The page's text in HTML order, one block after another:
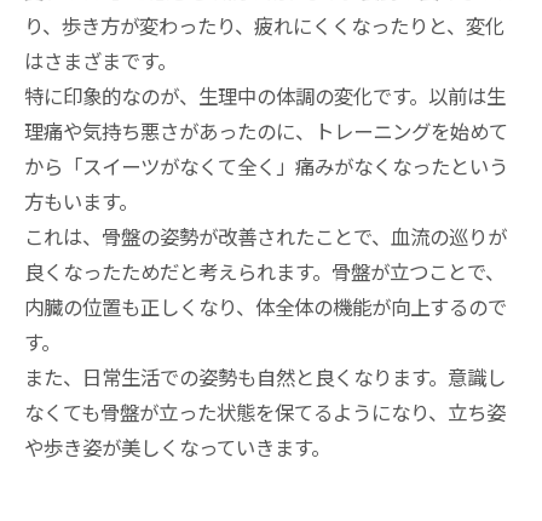
り、歩き方が変わったり、疲れにくくなったりと、変化
はさまざまです。
特に印象的なのが、生理中の体調の変化です。以前は生
理痛や気持ち悪さがあったのに、トレーニングを始めて
から「スイーツがなくて全く」痛みがなくなったという
方もいます。
これは、骨盤の姿勢が改善されたことで、血流の巡りが
良くなったためだと考えられます。骨盤が立つことで、
内臓の位置も正しくなり、体全体の機能が向上するので
す。
また、日常生活での姿勢も自然と良くなります。意識し
なくても骨盤が立った状態を保てるようになり、立ち姿
や歩き姿が美しくなっていきます。